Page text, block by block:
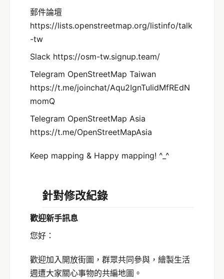
郵件論壇
https://lists.openstreetmap.org/listinfo/talk
-tw
Slack https://osm-tw.signup.team/
Telegram OpenStreetMap Taiwan
https://t.me/joinchat/Aqu2IgnTuIidMfREdN
momQ
Telegram OpenStreetMap Asia
https://t.me/OpenStreetMapAsia
Keep mapping & Happy mapping! ^_^
針對修改紀錄
歡迎新手訊息
您好：
歡迎加入開放街圖，群眾共同參與，繪製生活
週遭大家關心事物的共編地圖。